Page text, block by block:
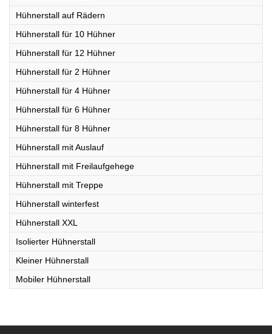
Hühnerstall auf Rädern
Hühnerstall für 10 Hühner
Hühnerstall für 12 Hühner
Hühnerstall für 2 Hühner
Hühnerstall für 4 Hühner
Hühnerstall für 6 Hühner
Hühnerstall für 8 Hühner
Hühnerstall mit Auslauf
Hühnerstall mit Freilaufgehege
Hühnerstall mit Treppe
Hühnerstall winterfest
Hühnerstall XXL
Isolierter Hühnerstall
Kleiner Hühnerstall
Mobiler Hühnerstall